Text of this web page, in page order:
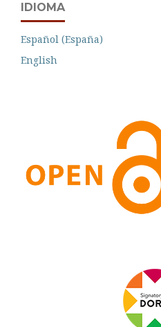
IDIOMA
Español (España)
English